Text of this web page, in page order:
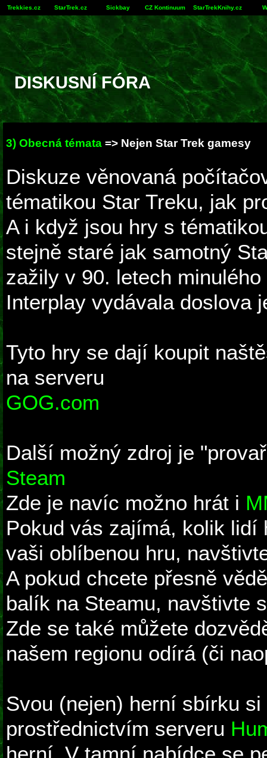
Trekkies.cz StarTrek.cz Sickbay CZ Kontinuum StarTrekKnihy.cz
DISKUSNÍ FÓRA
3) Obecná témata => Nejen Star Trek gamesy
Diskuze věnovaná
tématikou Star Treku, jak
A i když jsou hry s
stejně staré jak samotný
zažily v 90. letech
Interplay vydávala doslova
Tyto hry se dají koupit
na serveru
GOG.com
Další možný zdroj je
Steam
Zde je navíc možno hrát i
Pokud vás zajímá, kolik lidí
vaši oblíbenou hru,
A pokud chcete přesně
balík na Steamu, navštivte
Zde se také můžete
našem regionu odírá (či
Svou (nejen) herní sbírku
prostřednictvím serveru